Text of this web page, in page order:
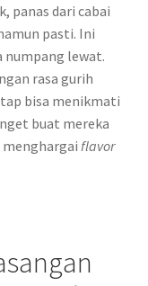
panas dari cabai
pasti. Ini
numpang lewat.
rasa gurih
bisa menikmati
buat mereka
flavor